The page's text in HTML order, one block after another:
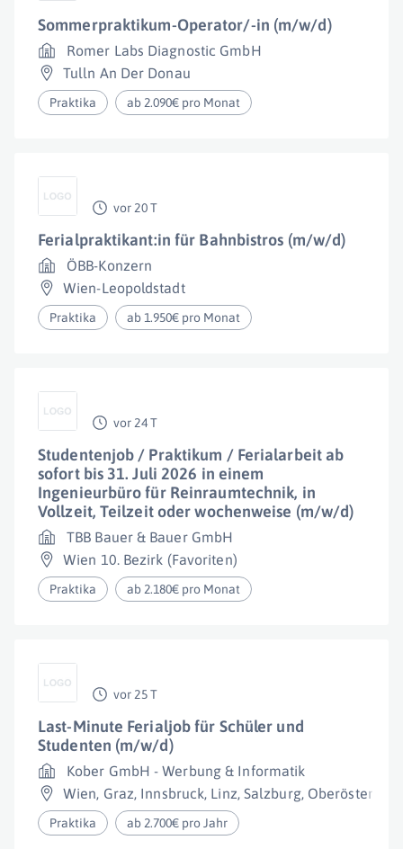
Sommerpraktikum-Operator/-in (m/w/d)
Romer Labs Diagnostic GmbH
Tulln An Der Donau
Praktika ab 2.090€ pro Monat
vor 20 T
Ferialpraktikant:in für Bahnbistros (m/w/d)
ÖBB-Konzern
Wien-Leopoldstadt
Praktika ab 1.950€ pro Monat
vor 24 T
Studentenjob / Praktikum / Ferialarbeit ab
sofort bis 31. Juli 2026 in einem
Ingenieurbüro für Reinraumtechnik, in
Vollzeit, Teilzeit oder wochenweise (m/w/d)
TBB Bauer & Bauer GmbH
Wien 10. Bezirk (Favoriten)
Praktika ab 2.180€ pro Monat
vor 25 T
Last-Minute Ferialjob für Schüler und
Studenten (m/w/d)
Kober GmbH - Werbung & Informatik
Wien, Graz, Innsbruck, Linz, Salzburg,
Praktika ab 2.700€ pro Jahr